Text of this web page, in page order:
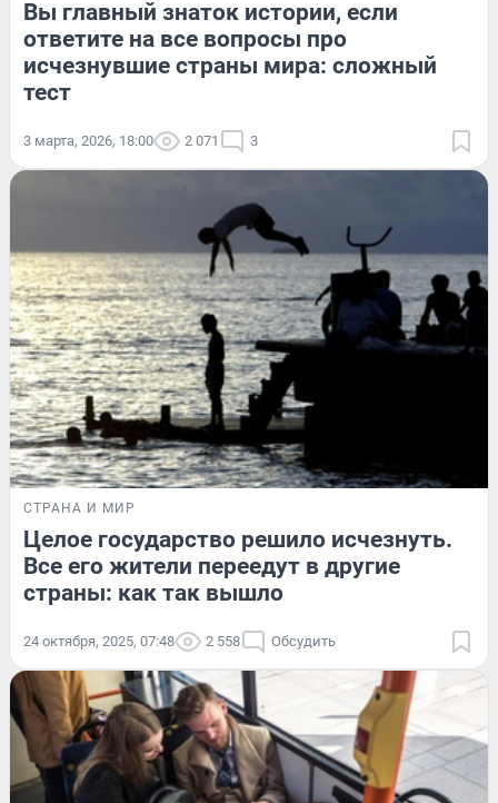
Вы главный знаток истории, если
ответите на все вопросы про
исчезнувшие страны мира: сложный
тест
3 марта, 2026, 18:00 2 071 3
СТРАНА И МИР
Целое государство решило исчезнуть.
Все его жители переедут в другие
страны: как так вышло
24 октября, 2025, 07:48 2 558 Обсудить